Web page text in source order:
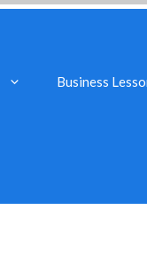
Business